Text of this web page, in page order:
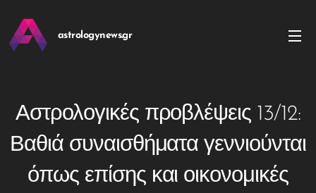
astrologynews.gr
Αστρολογικές προβλέψεις 13/12:
Βαθιά συναισθήματα γεννιούνται
όπως επίσης και οικονομικές